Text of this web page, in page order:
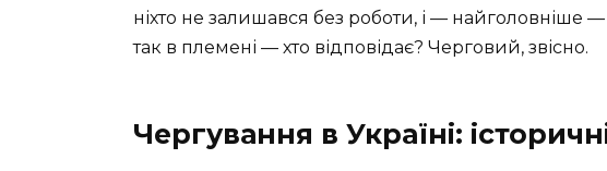
ніхто не залишався без роботи, і —
так в племені — хто відповідає? Черговий, звісно.
Чергування в Україні: